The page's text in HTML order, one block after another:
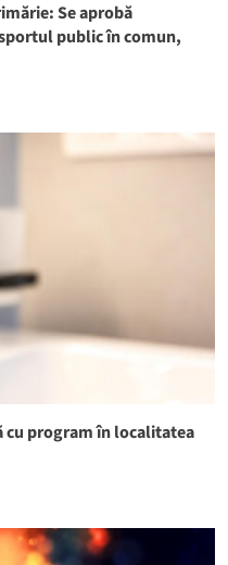
Se aprobă
public în comun,
cu program în localitatea